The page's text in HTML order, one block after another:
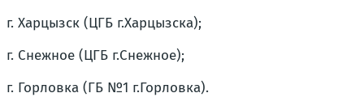
г. Харцызск (ЦГБ г.Харцызска);
г. Снежное (ЦГБ г.Снежное);
г. Горловка (ГБ №1 г.Горловка).